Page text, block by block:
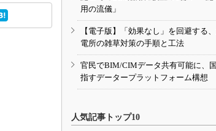
キーワード解説
用の流儀」
【電子版】「効果なし」を回避する
電所の雑草対策の手順と工法
官民でBIM/CIMデータ共有可能に、
指すデータープラットフォーム構想
人気記事トップ10